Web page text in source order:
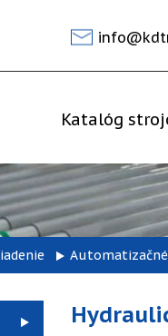
Katalóg
Automatizačné